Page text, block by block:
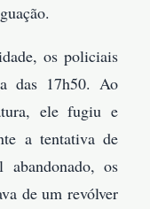
os policiais
das 17h50. Ao
ele fugiu e
a tentativa de
os
de um revólver